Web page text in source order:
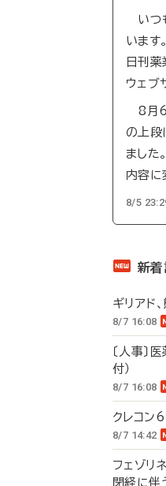
いつ
います
日刊薬
ウェブ
8月6
の上段
ました
内容に
8/5
新着
ギリアド
8/7 16:08
〔人事〕
付）
8/7 16:08
クレコ
8/7 14:42
フェゾリ
閉経に伴